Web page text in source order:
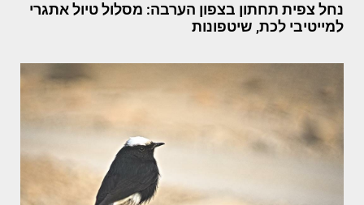
נחל צפית תחתון בצפון הערבה: מסלול טיול אתגרי
למייטיבי לכת, שיטפונות